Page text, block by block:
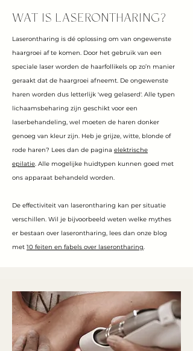
WAT IS LASERONTHARING?
Laserontharing is dé oplossing om van ongewenste
haargroei af te komen. Door het gebruik van een
speciale laser worden de haarfollikels op zo’n manier
geraakt dat de haargroei afneemt. De ongewenste
haren worden dus letterlijk 'weg gelaserd'. Alle typen
lichaamsbeharing zijn geschikt voor een
laserbehandeling, wel moeten de haren donker
genoeg van kleur zijn. Heb je grijze, witte, blonde of
rode haren? Lees dan de pagina elektrische
epilatie. Alle mogelijke huidtypen kunnen goed met
ons apparaat behandeld worden.
De effectiviteit van laserontharing kan per situatie
verschillen. Wil je bijvoorbeeld weten welke mythes
er bestaan over laserontharing, lees dan onze blog
met 10 feiten en fabels over laserontharing.